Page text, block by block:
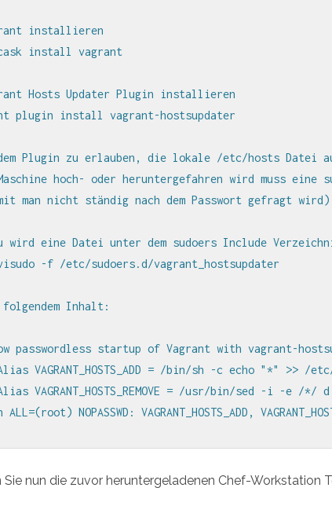
installieren
install vagrant
Hosts Updater Plugin installieren
plugin install vagrant-hostsupdater
dem Plugin zu erlauben, die lokale /etc/hosts Datei
hoch- oder heruntergefahren wird muss
man nicht ständig nach dem Passwort gefragt wird)
wird eine Datei unter dem sudoers Include
-f /etc/sudoers.d/vagrant_hostsupdater
Inhalt:
passwordless startup of Vagrant with vagrant-
VAGRANT_HOSTS_ADD = /bin/sh -c echo "*" >> /
VAGRANT_HOSTS_REMOVE = /usr/bin/sed -i -e /
ALL=(root) NOPASSWD: VAGRANT_HOSTS_ADD,
Sie nun die zuvor heruntergeladenen Chef-Workstation